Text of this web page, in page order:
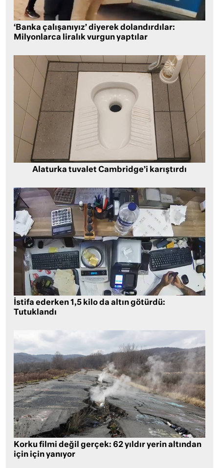
‘Banka çalışanıyız’ diyerek dolandırdılar:
Milyonlarca liralık vurgun yaptılar
Alaturka tuvalet Cambridge’i karıştırdı
İstifa ederken 1,5 kilo da altın götürdü:
Tutuklandı
Korku filmi değil gerçek: 62 yıldır yerin altından
için için yanıyor